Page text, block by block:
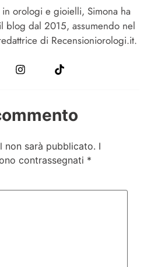
orologi e gioielli, Simona ha
blog dal 2015, assumendo nel
di Recensioniorologi.it.
non sarà pubblicato. I
contrassegnati *